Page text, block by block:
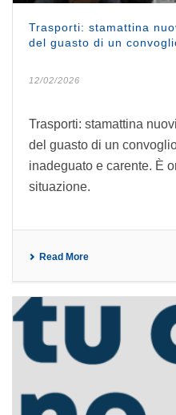
Trasporti: stamattina
del guasto di un
12/02/2026
Trasporti: stamattina
del guasto di un
inadeguato e carente. È
situazione.
Read More